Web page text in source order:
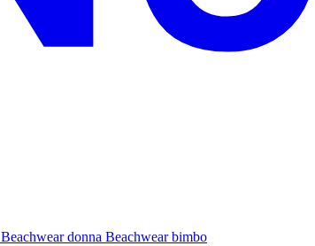
Beachwear donna Beachwear bimbo